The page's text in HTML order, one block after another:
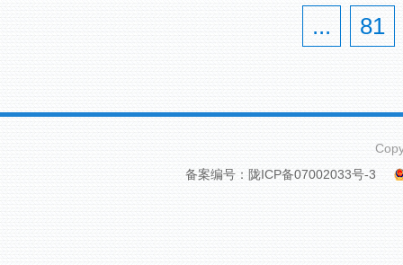
... 81
备案编号：陇ICP备07002033号-3